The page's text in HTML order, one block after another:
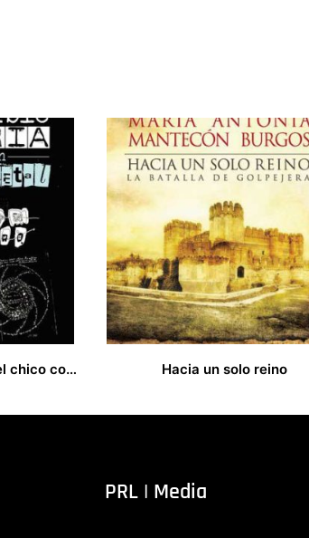
La increíble historia del chico con dientes de metal Hacia un solo reino
PRL | Media